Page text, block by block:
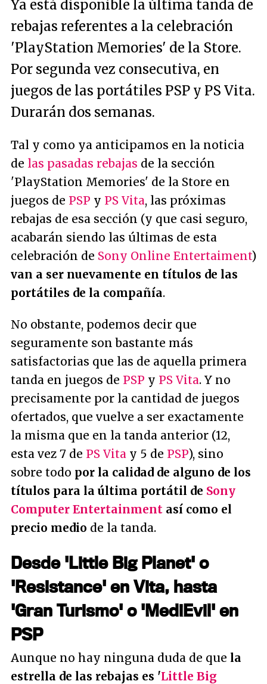
Ya está disponible la última tanda de
rebajas referentes a la celebración
'PlayStation Memories' de la Store.
Por segunda vez consecutiva, en
juegos de las portátiles PSP y PS Vita.
Durarán dos semanas.
Tal y como ya anticipamos en la noticia
de las pasadas rebajas de la sección
'PlayStation Memories' de la Store en
juegos de PSP y PS Vita, las próximas
rebajas de esa sección (y que casi seguro,
acabarán siendo las últimas de esta
celebración de Sony Online Entertaiment)
van a ser nuevamente en títulos de las
portátiles de la compañía.
No obstante, podemos decir que
seguramente son bastante más
satisfactorias que las de aquella primera
tanda en juegos de PSP y PS Vita. Y no
precisamente por la cantidad de juegos
ofertados, que vuelve a ser exactamente
la misma que en la tanda anterior (12,
esta vez 7 de PS Vita y 5 de PSP), sino
sobre todo por la calidad de alguno de los
títulos para la última portátil de Sony
Computer Entertainment así como el
precio medio de la tanda.
Desde 'Little Big Planet' o
'Resistance' en Vita, hasta
'Gran Turismo' o 'MediEvil' en
PSP
Aunque no hay ninguna duda de que la
estrella de las rebajas es 'Little Big